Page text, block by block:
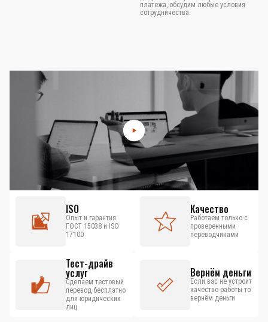
платежа, обсудим любые условия
сотрудничества.
ISO
Опыт и гарантия
ГОСТ 15038 и ISO
17100
Качество
Работаем только с
проверенными
переводчиками
Тест-драйв
услуг
Сделаем тестовый
перевод бесплатно
для юридических
лиц
Вернём деньги
Если вас не устроит
качество работы то
вернём деньги